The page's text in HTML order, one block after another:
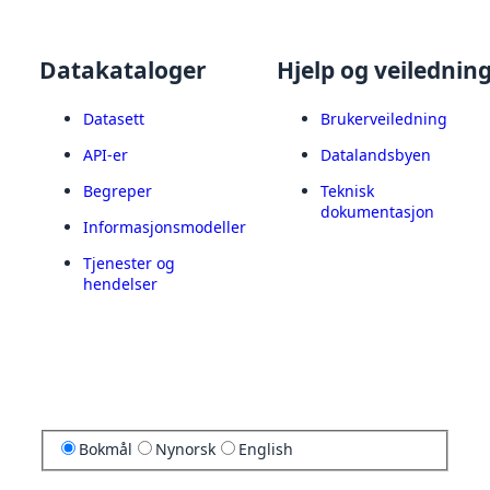
Datakataloger
Datasett
API-er
Begreper
Informasjonsmodeller
Tjenester og
hendelser
Hjelp og
Brukerveiledning
Datalandsbyen
Teknisk
dokumentasjon
Bokmål Nynorsk English